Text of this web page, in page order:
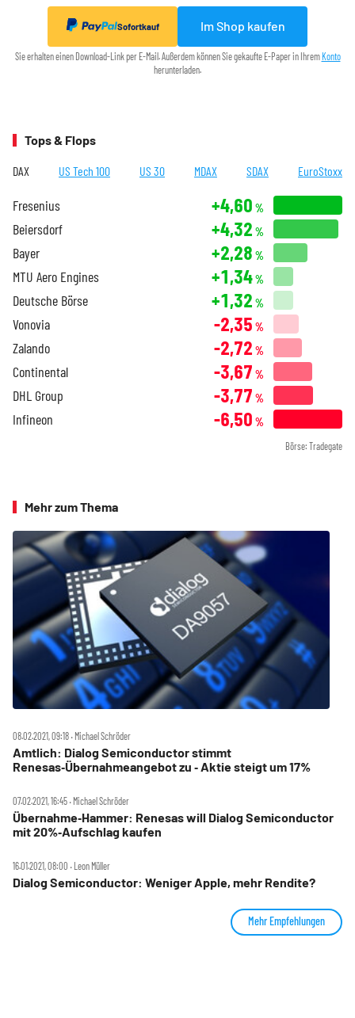
Sofortkauf Im Shop kaufen
Sie erhalten einen Download-Link per E-Mail. Außerdem können Sie gekaufte E-Paper in IhremKonto
herunterladen.
Tops & Flops
DAX US Tech 100 US 30 MDAX SDAX EuroStoxx
Fresenius +4,60 %
Beiersdorf +4,32 %
Bayer +2,28 %
MTU Aero Engines +1,34%
Deutsche Börse +1,32 %
Vonovia -2,35 %
Zalando -2,72 %
Continental -3,67 %
DHL Group -3,77 %
Infineon -6,50 %
Börse: Tradegate
Mehr zum Thema
08.02.2021, 09:18 ‧ Michael Schröder
Amtlich: Dialog Semiconductor stimmt
Renesas‑Übernahmeangebot zu ‑ Aktie steigt um 17%
07.02.2021, 16:45 ‧ Michael Schröder
Übernahme‑Hammer: Renesas will Dialog Semiconductor
mit 20%‑Aufschlag kaufen
16.01.2021, 08:00 ‧ Leon Müller
Dialog Semiconductor: Weniger Apple, mehr Rendite?
Mehr Empfehlungen